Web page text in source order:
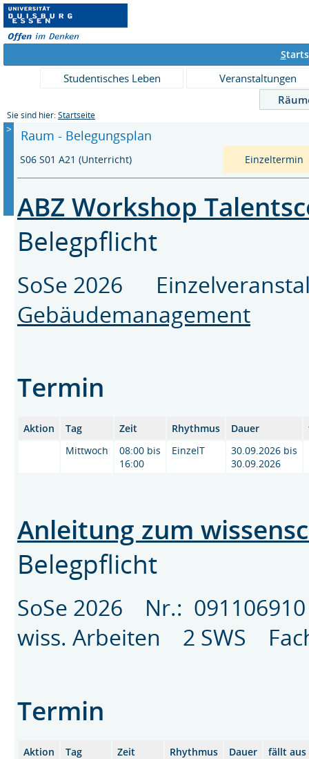
S
Studentisches Leben
Veranstaltungen
Sie sind hier: Startseite
> Raum - Belegungsplan
S06 S01 A21 (Unterricht) Einzeltermin
ABZ Workshop
Belegpflicht
SoSe 2026
Gebäudemanagement
Termin
Aktion Tag Zeit Rhythmus Dauer
Mittwoch
08:00 bis
16:00
EinzelT
30.09.2026 bis
30.09.2026
Anleitung zum
Belegpflicht
SoSe 2026 Nr.:
wiss. Arbeiten 2 SWS
Termin
Aktion Tag Zeit Rhythmus Dauer
fällt aus